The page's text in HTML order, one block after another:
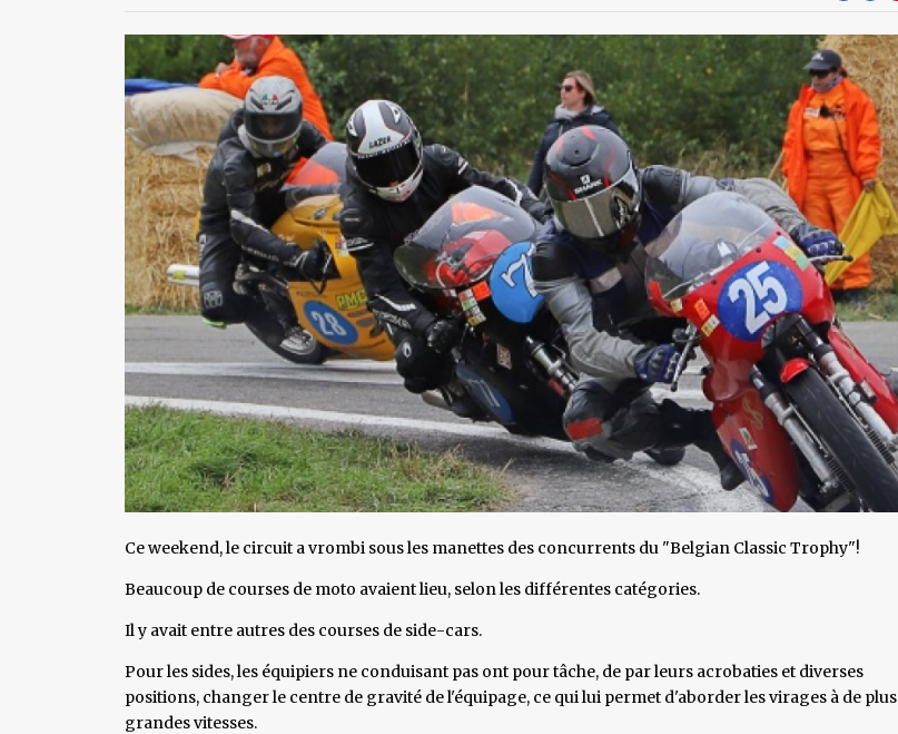
Ce weekend, le circuit a vrombi sous les manettes des concurrents du "Belgian Classic Trophy"!
Beaucoup de courses de moto avaient lieu, selon les différentes catégories.
Il y avait entre autres des courses de side-cars.
Pour les sides, les équipiers ne conduisant pas ont pour tâche, de par leurs acrobaties et diverses
positions, changer le centre de gravité de l'équipage, ce qui lui permet d'aborder les virages à de plus
grandes vitesses.